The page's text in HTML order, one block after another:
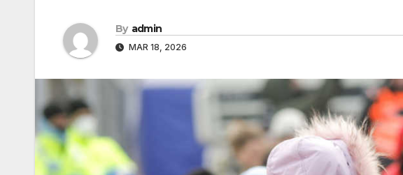
By admin
MAR 18, 2026